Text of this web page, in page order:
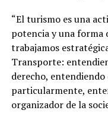
“El turismo es una
potencia y una forma
trabajamos
Transporte:
derecho, entendiendo
particularmente,
organizador de la